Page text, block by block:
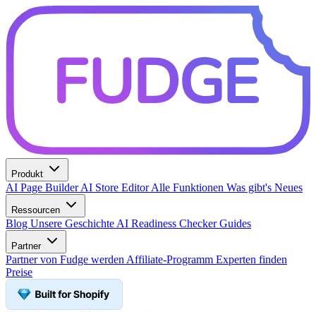
Produkt
AI Page BuilderAI Store EditorAlle Funktionen Was gibt's Neues
Ressourcen
Blog Unsere Geschichte AI Readiness CheckerGuides
Partner
Partner von Fudge werden Affiliate-Programm Experten finden
Preise